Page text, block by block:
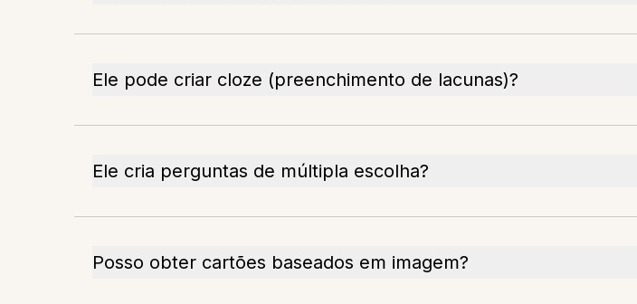
Ele pode criar cloze (preenchimento de lacunas)?
Ele cria perguntas de múltipla escolha?
Posso obter cartões baseados em imagem?